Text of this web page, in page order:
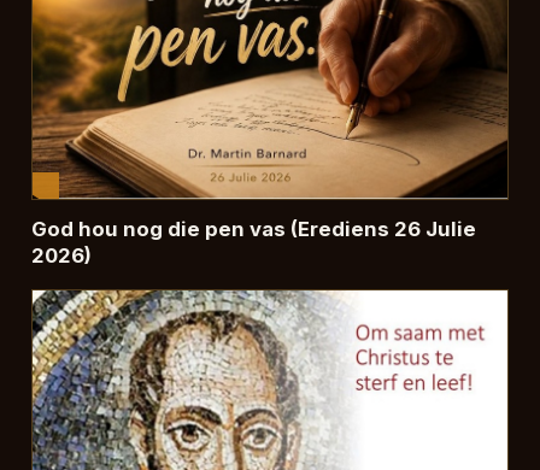
God hou nog die pen vas (Erediens 26 Julie
2026)